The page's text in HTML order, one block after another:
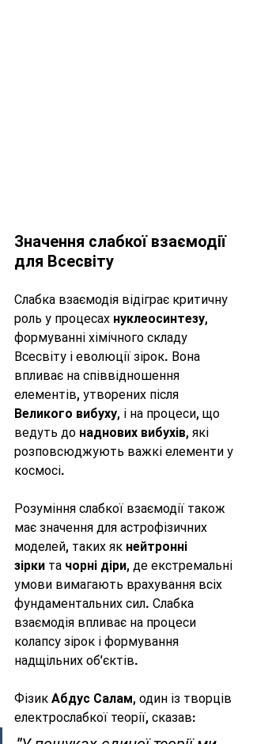
Значення слабкої взаємодії
для Всесвіту
Слабка взаємодія відіграє критичну
роль у процесах нуклеосинтезу,
формуванні хімічного складу
Всесвіту і еволюції зірок. Вона
впливає на співвідношення
елементів, утворених після
Великого вибуху, і на процеси, що
ведуть до наднових вибухів, які
розповсюджують важкі елементи у
космосі.
Розуміння слабкої взаємодії також
має значення для астрофізичних
моделей, таких як нейтронні
зірки та чорні діри, де екстремальні
умови вимагають врахування всіх
фундаментальних сил. Слабка
взаємодія впливає на процеси
колапсу зірок і формування
надщільних об'єктів.
Фізик Абдус Салам, один із творців
електрослабкої теорії, сказав: